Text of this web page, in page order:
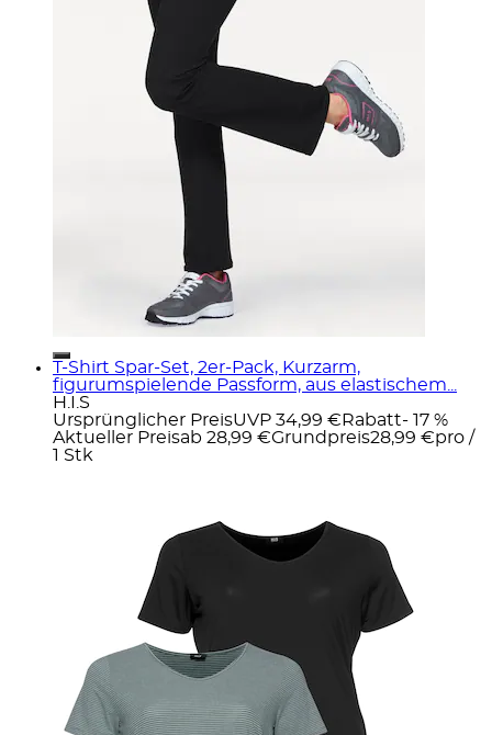
T-Shirt Spar-Set, 2er-Pack, Kurzarm,
figurumspielende Passform, aus elastischem...
H.I.S
Ursprünglicher PreisUVP 34,99 € Rabatt- 17 %
Aktueller Preisab 28,99 €Grundpreis28,99 €pro /
1 Stk